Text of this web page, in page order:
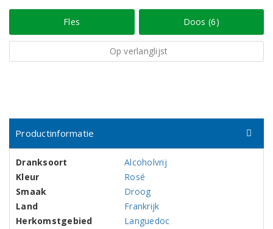
Fles Doos (6)
Op verlanglijst
Productinformatie
Dranksoort
Alcoholvrij
Kleur
Rosé
Smaak
Droog
Land
Frankrijk
Herkomstgebied
Languedoc